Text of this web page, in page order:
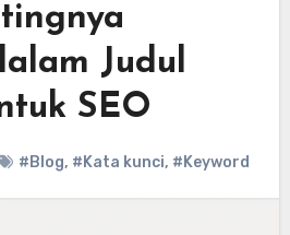
Judul
SEO
#Blog, #Kata kunci, #Keyword